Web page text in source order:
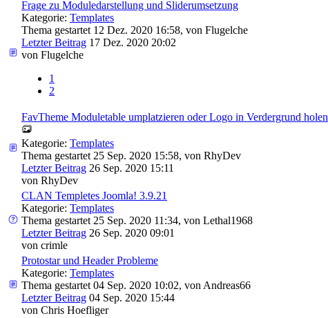
Frage zu Moduledarstellung und Sliderumsetzung
Kategorie: Templates
Thema gestartet 12 Dez. 2020 16:58, von Flugelche
Letzter Beitrag 17 Dez. 2020 20:02
von Flugelche
1
2
FavTheme Moduletable umplatzieren oder Logo in Verdergrund holen
Kategorie: Templates
Thema gestartet 25 Sep. 2020 15:58, von RhyDev
Letzter Beitrag 26 Sep. 2020 15:11
von RhyDev
CLAN Templetes Joomla! 3.9.21
Kategorie: Templates
Thema gestartet 25 Sep. 2020 11:34, von Lethal1968
Letzter Beitrag 26 Sep. 2020 09:01
von crimle
Protostar und Header Probleme
Kategorie: Templates
Thema gestartet 04 Sep. 2020 10:02, von Andreas66
Letzter Beitrag 04 Sep. 2020 15:44
von Chris Hoefliger